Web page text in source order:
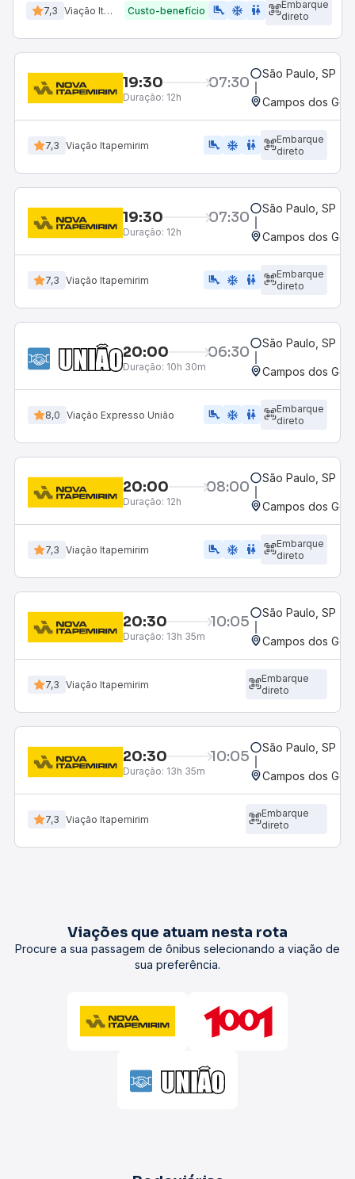
7,3 Viação Itapemirim Custo-benefício airline_seat_legroom_extra ac_unit WC
Embarque
direto
19:30 07:30
Duração: 12h
São Paulo, SP -
Campos dos
7,3 Viação Itapemirim airline_seat_legroom_extra ac_unit WC
Embarque
direto
19:30 07:30
Duração: 12h
São Paulo, SP -
Campos dos
7,3 Viação Itapemirim airline_seat_legroom_extra ac_unit WC
Embarque
direto
20:00 06:30
Duração: 10h 30m
São Paulo, SP -
Campos dos
8,0 Viação Expresso União airline_seat_legroom_extra ac_unit WC
Embarque
direto
20:00 08:00
Duração: 12h
São Paulo, SP -
Campos dos
7,3 Viação Itapemirim airline_seat_legroom_extra ac_unit WC
Embarque
direto
20:30 10:05
Duração: 13h 35m
São Paulo, SP -
Campos dos
7,3 Viação Itapemirim
Embarque
direto
20:30 10:05
Duração: 13h 35m
São Paulo, SP -
Campos dos
7,3 Viação Itapemirim
Embarque
direto
Viações que atuam nesta rota
Procure a sua passagem de ônibus selecionando a viação de
sua preferência.